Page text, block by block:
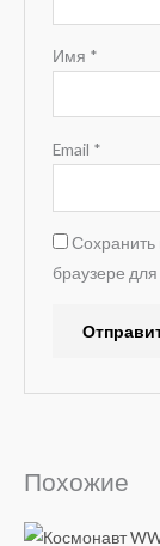
Имя *
Email *
Сохранить
браузере
n
Похожие